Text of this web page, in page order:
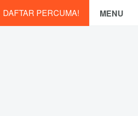
MENU
DAFTAR PERCUMA!